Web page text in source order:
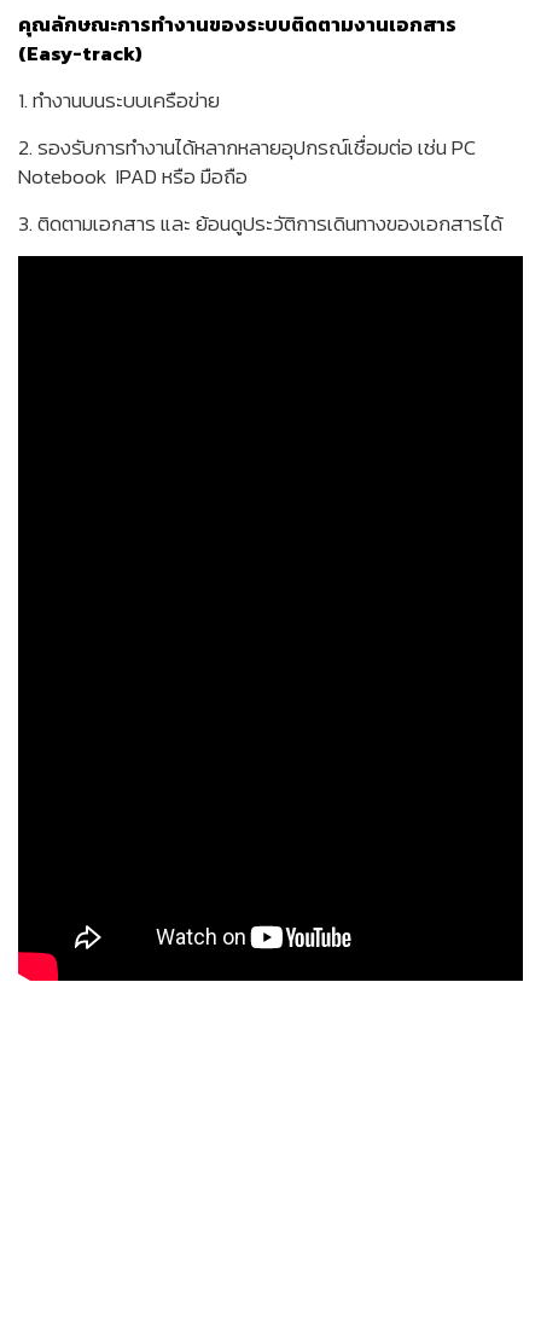
คุณลักษณะการทำงานของระบบติดตามงานเอกสาร
(Easy-track)
1. ทำงานบนระบบเครือข่าย
2. รองรับการทำงานได้หลากหลายอุปกรณ์เชื่อมต่อ เช่น PC
Notebook IPAD หรือ มือถือ
3. ติดตามเอกสาร และ ย้อนดูประวัติการเดินทางของเอกสารได้